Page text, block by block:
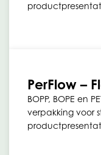
PerFlow –
BOPP, BOPE en
verpakking voor